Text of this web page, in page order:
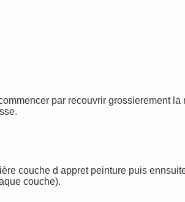
par recouvrir grossierement la
couche d appret peinture puis
couche).